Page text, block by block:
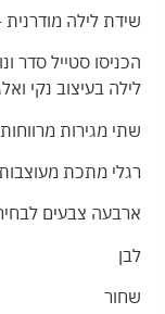
שידת לילה
הכניסו סטייל סדר
לילה בעיצוב נקי
שתי מגירות
רגלי מתכת מעוצבות
ארבעה צבעים
לבן
שחור